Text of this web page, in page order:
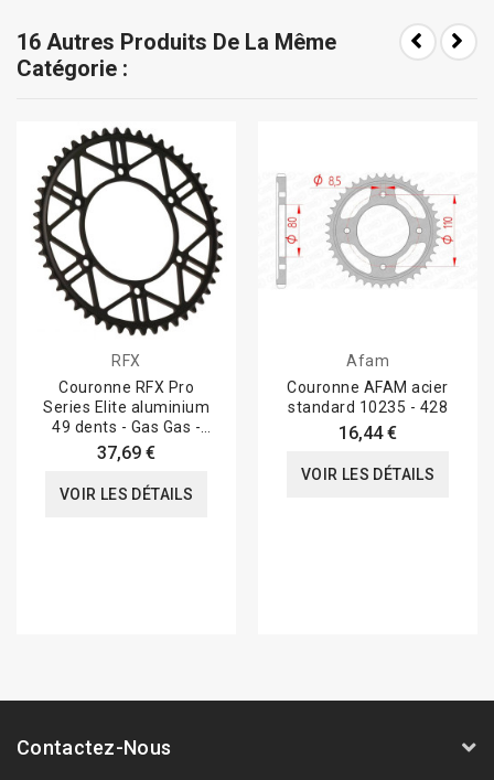
16 Autres Produits De La Même
Catégorie :
RFX
Couronne RFX Pro
Series Elite aluminium
49 dents - Gas Gas -
Husqvarna - KTM
37,69 €
VOIR LES DÉTAILS
Afam
Couronne AFAM acier
standard 10235 - 428
16,44 €
VOIR LES DÉTAILS
Contactez-Nous